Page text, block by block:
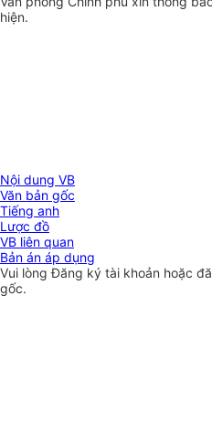
hiện.
Nội dung VB
Văn bản gốc
Tiếng anh
Lược đồ
VB liên quan
Bản án áp dụng
Vui lòngĐăng ký tài khoản hoặc
gốc.